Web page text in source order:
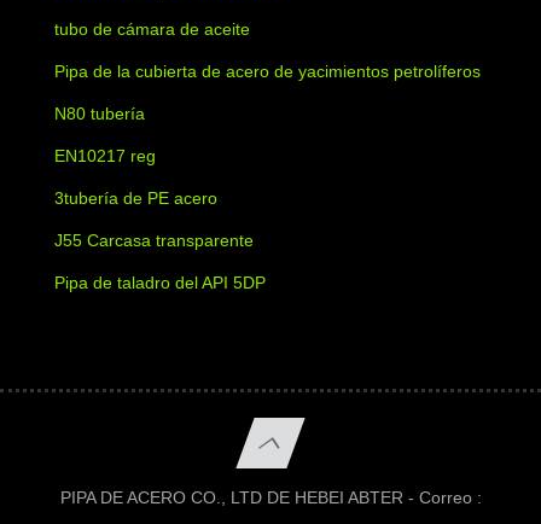
tubo de cámara de aceite
Pipa de la cubierta de acero de yacimientos petrolíferos
N80 tubería
EN10217 reg
3tubería de PE acero
J55 Carcasa transparente
Pipa de taladro del API 5DP
PIPA DE ACERO CO., LTD DE HEBEI ABTER - Correo :